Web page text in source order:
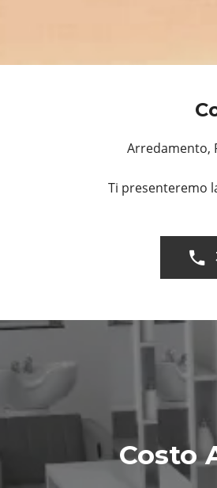
Arredamento,
Ti presenteremo
Costo